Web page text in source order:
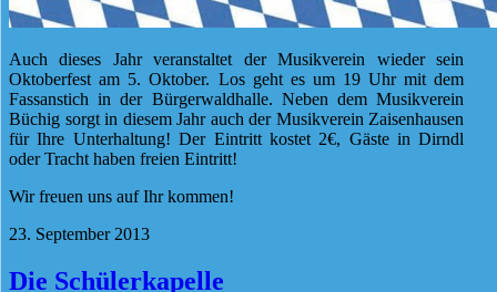
Auch dieses Jahr veranstaltet der Musikverein wieder sein
Oktoberfest am 5. Oktober. Los geht es um 19 Uhr mit dem
Fassanstich in der Bürgerwaldhalle. Neben dem Musikverein
Büchig sorgt in diesem Jahr auch der Musikverein Zaisenhausen
für Ihre Unterhaltung! Der Eintritt kostet 2€, Gäste in Dirndl
oder Tracht haben freien Eintritt!
Wir freuen uns auf Ihr kommen!
23. September 2013
Die Schülerkapelle